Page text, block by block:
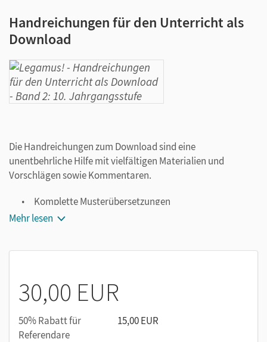
Handreichungen für den Unterricht als
Download
Die Handreichungen zum Download sind eine
unentbehrliche Hilfe mit vielfältigen Materialien und
Vorschlägen sowie Kommentaren.
Komplette Musterübersetzungen
Textaufbereitungen zu den Prätextaufgaben zur
Vorschläge zur Textarbeit
Arbeitsblätter mit einem Lückentest oder einem Quiz
zu jedem Autor
Didaktische Erläuterungen
Mehr lesen
30,00 EUR
50% Rabatt für
Referendare
15,00 EUR